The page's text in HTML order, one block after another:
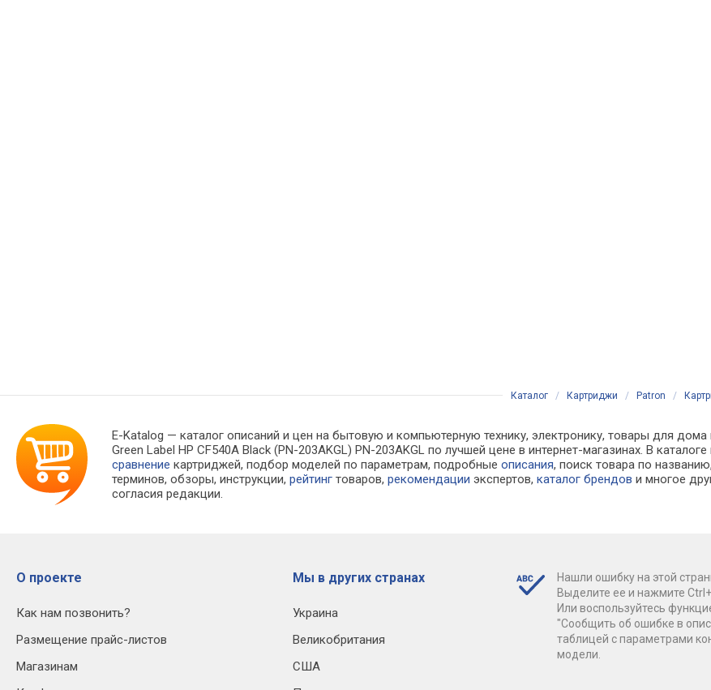
Каталог / Картриджи / Patron /
E-Katalog — каталог описаний и цен на бытовую и компьютерную технику, электронику, товары для
Green Label HP CF540A Black (PN-203AKGL) PN-203AKGL по лучшей цене в интернет-магазинах. В
сравнение картриджей, подбор моделей по параметрам, подробныеописания, поиск товара по
терминов, обзоры, инструкции,рейтинг товаров,рекомендации экспертов,каталог брендов и многое
согласия редакции.
О проекте
Как нам позвонить?
Размещение прайс-листов
Магазинам
Мы в других странах
Украина
Великобритания
США
Нашли ошибку на этой
Выделите ее и нажмите
Или воспользуйтесь
"Сообщить об ошибке в
таблицей с параметрами
модели.